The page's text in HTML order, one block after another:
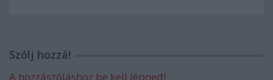
Szólj hozzá!
A hozzászóláshoz be kell lépned!